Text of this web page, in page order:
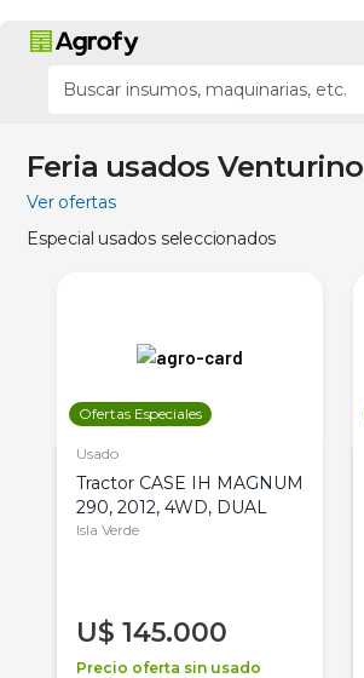
Feria usados Venturino
Ver ofertas
Especial usados seleccionados
Ofertas Especiales
Usado
Tractor CASE IH MAGNUM
290, 2012, 4WD, DUAL
Isla Verde
U$ 145.000
Precio oferta sin usado